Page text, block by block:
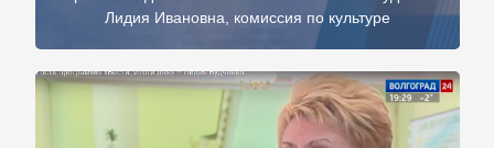
Лидия Ивановна, комиссия по культуре